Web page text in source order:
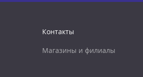
Контакты
Магазины и филиалы